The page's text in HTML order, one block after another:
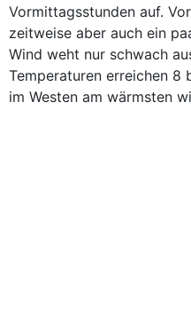
Vormittagsstunden auf.
zeitweise aber auch ein
Wind weht nur schwach
Temperaturen erreichen 8
im Westen am wärmsten